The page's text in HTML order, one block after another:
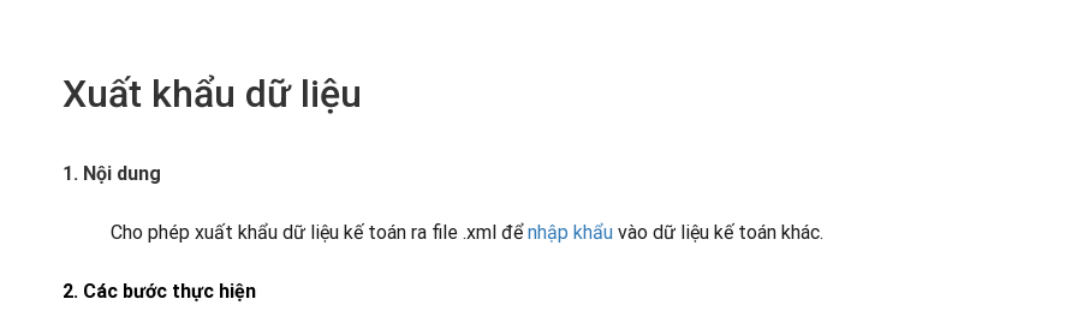
Xuất khẩu dữ liệu
1. Nội dung
Cho phép xuất khẩu dữ liệu kế toán ra file .xml đểnhập khẩu vào dữ liệu kế toán khác.
2. Các bước thực hiện